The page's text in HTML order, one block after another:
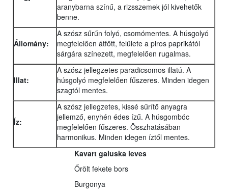
aranybarna színű, a rizsszemek jól kivehetők
benne.
Állomány:
A szósz sűrűn folyó, csomómentes. A húsgolyó
megfelelően átfőtt, felülete a piros paprikától
sárgára színezett, megfelelően rugalmas.
Illat:
A szósz jellegzetes paradicsomos illatú. A
húsgolyó megfelelően fűszeres. Minden idegen
szagtól mentes.
Íz:
A szósz jellegzetes, kissé sűrítő anyagra
jellemző, enyhén édes ízű. A húsgombóc
megfelelően fűszeres. Összhatásában
harmonikus. Minden idegen íztől mentes.
Kavart galuska leves
Őrölt fekete bors
Burgonya